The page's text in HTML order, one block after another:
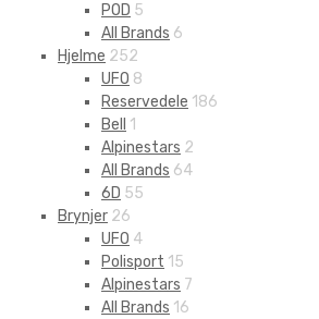
POD 5
All Brands 6
Hjelme 252
UFO 8
Reservedele 186
Bell
1
Alpinestars 2
All Brands 64
6D 55
Brynjer 26
UFO 4
Polisport 15
Alpinestars 7
All Brands 16